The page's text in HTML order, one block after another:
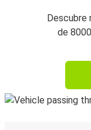
Descubre
de